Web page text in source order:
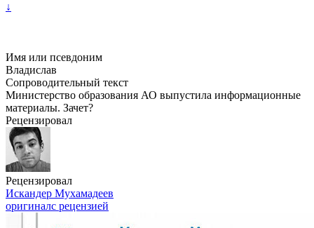
↓
Имя или псевдоним
Владислав
Сопроводительный текст
Министерство образования АО выпустила информационные
материалы. Зачет?
Рецензировал
Рецензировал
Искандер Мухамадеев
оригиналс рецензией